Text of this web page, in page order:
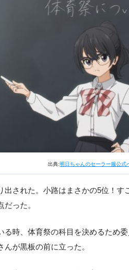
出典:明日ちゃんのセーラー服公式
出された。小路はまさかの5位！
った。
る時、体育祭の科目を決めるため
が黒板の前に立った。